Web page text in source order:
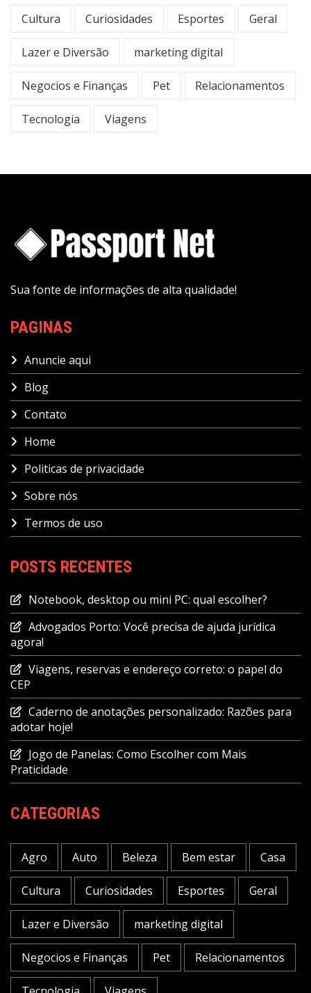
Cultura Curiosidades Esportes Geral
Lazer e Diversão marketing digital
Negocios e Finanças Pet Relacionamentos
Tecnologia Viagens
Sua fonte de informações de alta qualidade!
PAGINAS
Anuncie aqui
Blog
Contato
Home
Politicas de privacidade
Sobre nós
Termos de uso
POSTS RECENTES
Notebook, desktop ou mini PC: qual escolher?
Advogados Porto: Você precisa de ajuda jurídica
agora!
Viagens, reservas e endereço correto: o papel do
CEP
Caderno de anotações personalizado: Razões para
adotar hoje!
Jogo de Panelas: Como Escolher com Mais
Praticidade
CATEGORIAS
Agro Auto Beleza Bem estar Casa
Cultura Curiosidades Esportes Geral
Lazer e Diversão marketing digital
Negocios e Finanças Pet Relacionamentos